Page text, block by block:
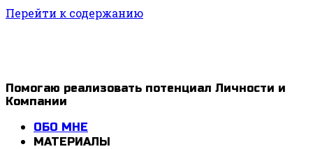
Перейти к содержанию
1ldar
Valiev
Помогаю реализовать потенциал Личности и
Компании
ОБО МНЕ
МАТЕРИАЛЫ